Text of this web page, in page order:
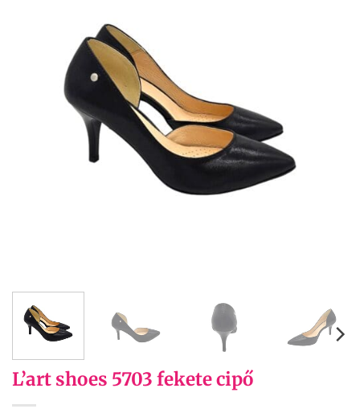
L’art shoes 5703 fekete cipő